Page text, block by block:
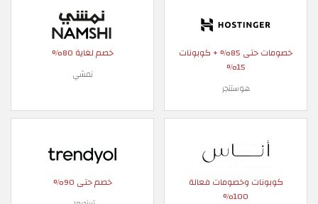
خصومات حتى 85% + كوبونات
15%
هوستنجر
خصم لغاية 80%
نمشي
كوبونات وخصومات فعالة
100%
خصم حتى 90%